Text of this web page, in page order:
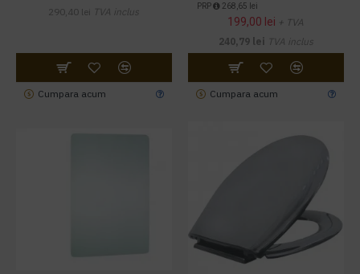
290,40 lei TVA inclus
Cumpara acum
PRP 268,65 lei
199,00 lei + TVA
240,79 lei TVA inclus
Cumpara acum